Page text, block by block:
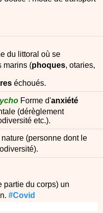
du littoral où se
marins (phoques, otaries,
échoués.
Forme d'anxiété
(dérèglement
etc.).
(personne dont le
partie du corps) un
#Covid